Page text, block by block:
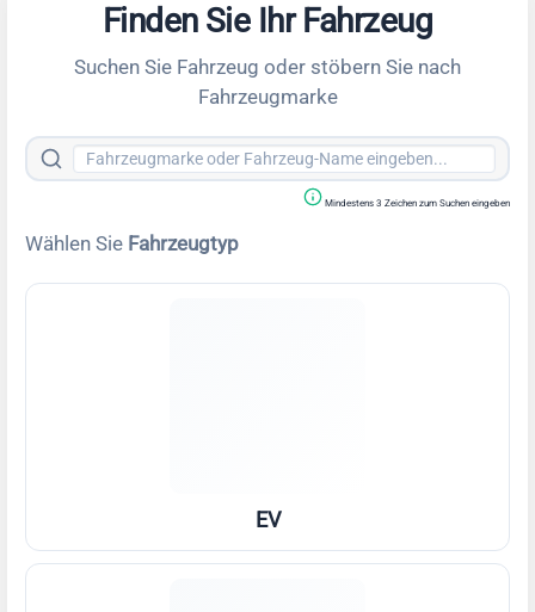
Finden Sie Ihr Fahrzeug
Suchen Sie Fahrzeug oder stöbern Sie nach
Fahrzeugmarke
Mindestens 3 Zeichen zum Suchen eingeben
Wählen Sie Fahrzeugtyp
EV